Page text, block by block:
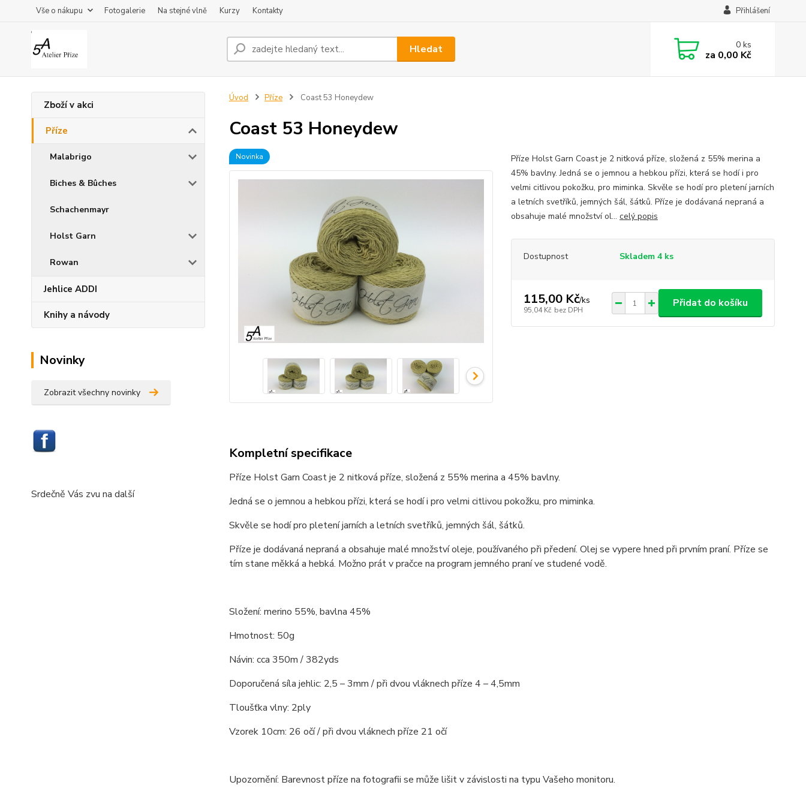
Vše o nákupu Fotogalerie Na stejné vlně Kurzy Kontakty Přihlášení
Hledat 0ks
za 0,00 Kč
Zboží v akci
Příze
Malabrigo
Biches & Bûches
Schachenmayr
Holst Garn
Rowan
Jehlice ADDI
Knihy a návody
Novinky
Zobrazit všechny novinky
Srdečně Vás zvu na další
Úvod Příze Coast 53 Honeydew
Coast 53 Honeydew
Novinka
Příze Holst Garn Coast je 2 nitková příze, složená z 55% merina a
45% bavlny. Jedná se o jemnou a hebkou přízi, která se hodí i pro
velmi citlivou pokožku, pro miminka. Skvěle se hodí pro pletení jarních
a letních svetříků, jemných šál, šátků. Příze je dodávaná nepraná a
obsahuje malé množství ol... celý popis
Dostupnost Skladem 4 ks
115,00 Kč/ks
95,04 Kč bez DPH
Přidat do košíku
Kompletní specifikace
Příze Holst Garn Coast je 2 nitková příze, složená z 55% merina a 45% bavlny.
Jedná se o jemnou a hebkou přízi, která se hodí i pro velmi citlivou pokožku, pro miminka.
Skvěle se hodí pro pletení jarních a letních svetříků, jemných šál, šátků.
Příze je dodávaná nepraná a obsahuje malé množství oleje, používaného při předení. Olej se vypere hned při prvním praní. Příze se
tím stane měkká a hebká. Možno prát v pračce na program jemného praní ve studené vodě.
Složení: merino 55%, bavlna 45%
Hmotnost: 50g
Návin: cca 350m / 382yds
Doporučená síla jehlic: 2,5 – 3mm / při dvou vláknech příze 4 – 4,5mm
Tloušťka vlny: 2ply
Vzorek 10cm: 26 očí / při dvou vláknech příze 21 očí
Upozornění: Barevnost příze na fotografii se může lišit v závislosti na typu Vašeho monitoru.